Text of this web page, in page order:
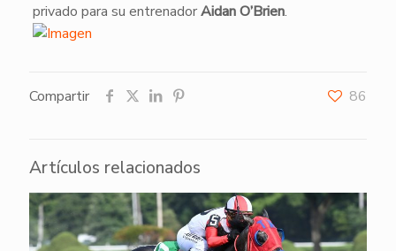
privado para su entrenadorAidan O’Brien.
Compartir 86
Artículos relacionados